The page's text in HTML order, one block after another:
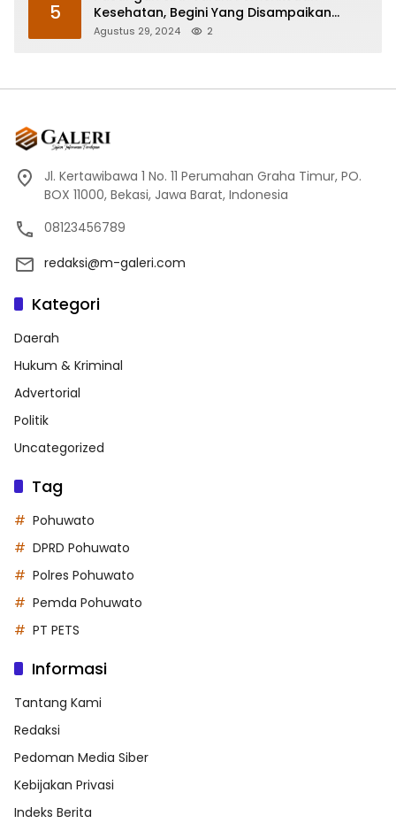
5
Kesehatan, Begini Yang Disampaikan
Mohammad Rustam Arsyad
Agustus 29, 2024 2
Jl. Kertawibawa 1 No. 11 Perumahan Graha Timur, PO.
BOX 11000, Bekasi, Jawa Barat, Indonesia
08123456789
redaksi@m-galeri.com
Kategori
Daerah
Hukum & Kriminal
Advertorial
Politik
Uncategorized
Tag
Pohuwato
DPRD Pohuwato
Polres Pohuwato
Pemda Pohuwato
PT PETS
Informasi
Tantang Kami
Redaksi
Pedoman Media Siber
Kebijakan Privasi
Indeks Berita